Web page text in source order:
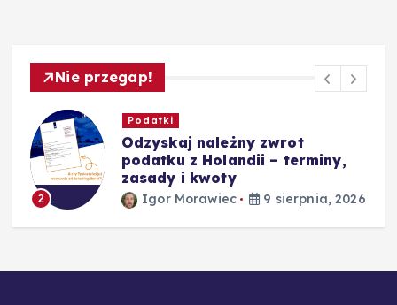
Nie przegap!
2
Podatki
Odzyskaj należny zwrot
podatku z Holandii – terminy,
zasady i kwoty
Igor Morawiec 9 sierpnia, 2026